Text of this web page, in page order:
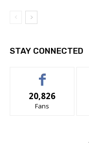
STAY CONNECTED
20,826
Fans